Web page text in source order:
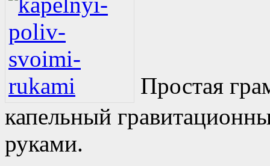
Простая
капельный
руками.